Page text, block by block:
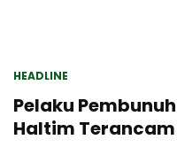
HEADLINE
Pelaku
Haltim